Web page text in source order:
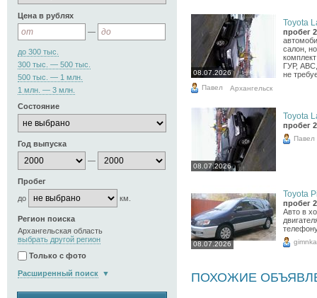
Цена в рублях
—
до 300 тыс.
300 тыс. — 500 тыс.
500 тыс. — 1 млн.
1 млн. — 3 млн.
Состояние
Год выпуска
—
Пробег
до
км.
Регион поиска
Архангельская область
выбрать другой регион
Только с фото
Расширенный поиск
08.07.2026
Toyota
пробег
салон,
ГУР,
не
Павел Архангельск
08.07.2026
Toyota
пробег
Павел
08.07.2026
Toyota
пробег
Авто в
ПОХОЖИЕ